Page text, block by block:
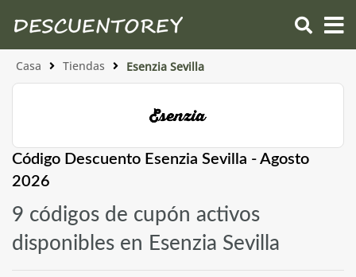
Casa Tiendas Esenzia Sevilla
Código Descuento Esenzia Sevilla - Agosto
2026
9 códigos de cupón activos
disponibles en Esenzia Sevilla